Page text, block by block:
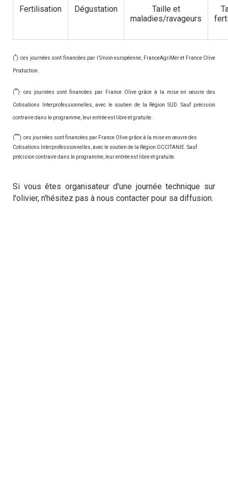
Fertilisation Dégustation
Taille et
maladies/ravageurs
(*): ces journées sont financées par l’Union européenne, FranceAgriMer et France Olive
Production.
(**): ces journées sont financées par France Olive grâce à la mise en oeuvre des
Cotisations Interprofessionnelles, avec le soutien de la Région SUD. Sauf précision
contraire dans le programme, leur entrée est libre et gratuite.
(***): ces journées sont financées par France Olive grâce à la mise en oeuvre des
Cotisations Interprofessionnelles, avec le soutien de la Région OCCITANIE. Sauf
précision contraire dans le programme, leur entrée est libre et gratuite.
Si vous êtes organisateur d'une journée technique sur
l'olivier, n'hésitez pas à nous contacter pour sa diffusion.